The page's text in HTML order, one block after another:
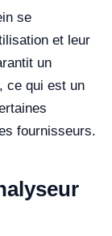
se
et leur
un
ce qui est un
fournisseurs.